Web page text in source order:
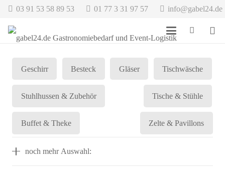
03 91 53 58 89 53 01 77 3 31 97 57 info@gabel24.de
Geschirr Besteck Gläser Tischwäsche
Stuhlhussen & Zubehör Tische & Stühle
Buffet & Theke Zelte & Pavillons
noch mehr Auswahl: